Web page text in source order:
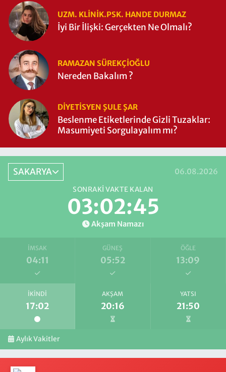
UZM. KLINIK.PSK. HANDE DURMAZ
İyi Bir İlişki: Gerçekten Ne Olmalı?
RAMAZAN SÜREKÇIOĞLU
Nereden Bakalım ?
DIYETISYEN ŞULE ŞAR
Beslenme Etiketlerinde Gizli Tuzaklar:
Masumiyeti Sorgulayalım mı?
SAKARYA 06.08.2026
SONRAKI VAKTE KALAN
03:02:45
Akşam Namazı
İMSAK
04:11
GÜNEŞ
05:52
ÖĞLE
13:09
İKINDI
17:02
AKŞAM
20:16
YATSI
21:50
Aylık Vakitler